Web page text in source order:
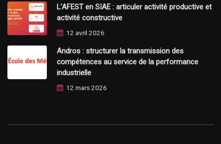
L’AFEST en SIAE : articuler activité productive et
activité constructive
12 avril 2026
Andros : structurer la transmission des
compétences au service de la performance
industrielle
12 mars 2026